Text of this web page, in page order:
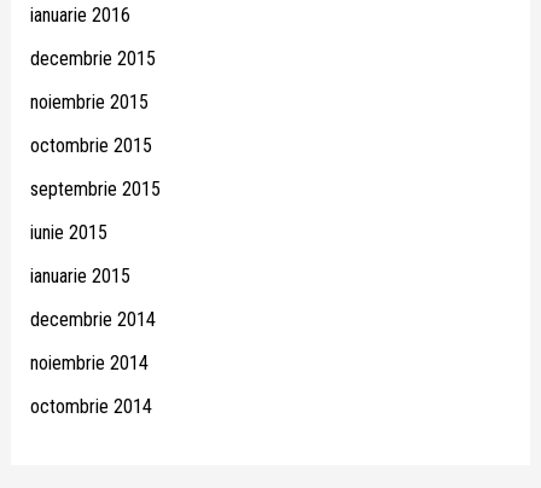
ianuarie 2016
decembrie 2015
noiembrie 2015
octombrie 2015
septembrie 2015
iunie 2015
ianuarie 2015
decembrie 2014
noiembrie 2014
octombrie 2014